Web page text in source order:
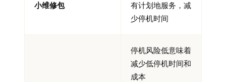
小维修包
有计划地服务，减
少停机时间
停机风险低意味着
减少低停机时间和
成本